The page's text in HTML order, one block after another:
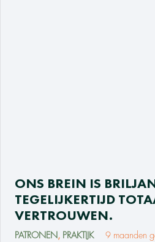
ONS BREIN IS
TEGELIJKERTIJD
VERTROUWEN.
PATRONEN, PRAKTIJK 9 maanden